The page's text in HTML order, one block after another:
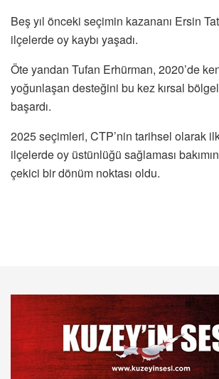
Beş yıl önceki seçimin kazananı Ersin
ilçelerde oy kaybı yaşadı.
Öte yandan Tufan Erhürman, 2020’de
yoğunlaşan desteğini bu kez kırsal
başardı.
2025 seçimleri, CTP’nin tarihsel olarak
ilçelerde oy üstünlüğü sağlaması
çekici bir dönüm noktası oldu.